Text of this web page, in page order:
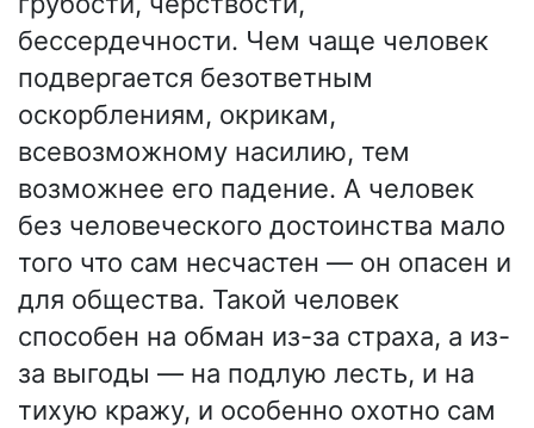
бессердечности. Чем чаще человек
подвергается безответным
оскорблениям, окрикам,
всевозможному насилию, тем
возможнее его падение. А человек
без человеческого достоинства мало
того что сам несчастен — он опасен и
для общества. Такой человек
способен на обман из-за страха, а из-
за выгоды — на подлую лесть, и на
тихую кражу, и особенно охотно сам